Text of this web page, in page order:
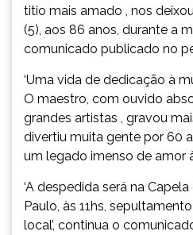
titio mais amado , nos
(5), aos 86 anos, durante a
comunicado publicado no
‘Uma vida de dedicação à
O maestro, com ouvido
grandes artistas , gravou
divertiu muita gente por 60
um legado imenso de amor à
‘A despedida será na
Paulo, às 11hs,
local’, continua o